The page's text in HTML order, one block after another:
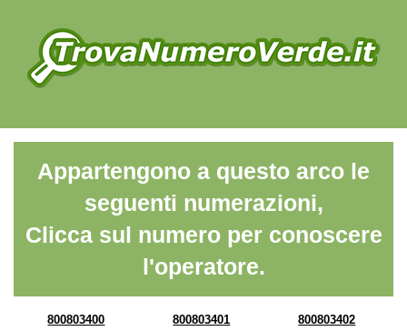
Appartengono a questo arco le
seguenti numerazioni,
Clicca sul numero per conoscere
l'operatore.
800803400 800803401 800803402